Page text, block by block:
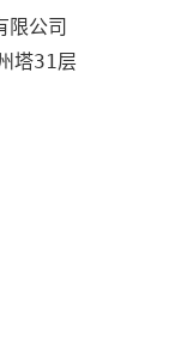
限公司
塔31层